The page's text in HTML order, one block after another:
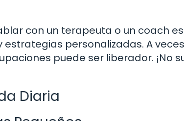
con un terapeuta o un coach
personalizadas. A
puede ser liberador. ¡No
Diaria